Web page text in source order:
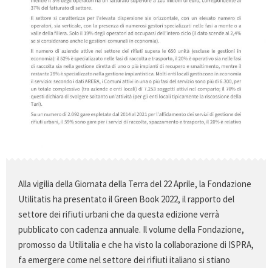
Alla vigilia della Giornata della Terra del 22 Aprile, la Fondazione
Utilitatis ha presentato il Green Book 2022, il rapporto del
settore dei rifiuti urbani che da questa edizione verrà
pubblicato con cadenza annuale. Il volume della Fondazione,
promosso da Utilitalia e che ha visto la collaborazione di ISPRA,
fa emergere come nel settore dei rifiuti italiano si stiano